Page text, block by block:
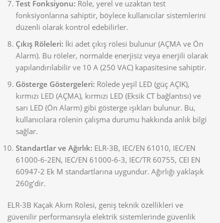
Test Fonksiyonu: Röle, yerel ve uzaktan test
fonksiyonlarına sahiptir, böylece kullanıcılar sistemlerini
düzenli olarak kontrol edebilirler.
Çıkış Röleleri: İki adet çıkış rölesi bulunur (AÇMA ve Ön
Alarm). Bu röleler, normalde enerjisiz veya enerjili olarak
yapılandırılabilir ve 10 A (250 VAC) kapasitesine sahiptir.
Gösterge Göstergeleri: Rölede yeşil LED (güç AÇIK),
kırmızı LED (AÇMA), kırmızı LED (Eksik CT bağlantısı) ve
sarı LED (Ön Alarm) gibi gösterge ışıkları bulunur. Bu,
kullanıcılara rölenin çalışma durumu hakkında anlık bilgi
sağlar.
Standartlar ve Ağırlık: ELR-3B, IEC/EN 61010, IEC/EN
61000-6-2EN, IEC/EN 61000-6-3, IEC/TR 60755, CEI EN
60947-2 Ek M standartlarına uygundur. Ağırlığı yaklaşık
260g’dir.
ELR-3B Kaçak Akım Rölesi, geniş teknik özellikleri ve
güvenilir performansıyla elektrik sistemlerinde güvenlik